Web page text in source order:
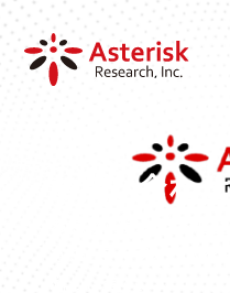
ニュース
お問い合わせ